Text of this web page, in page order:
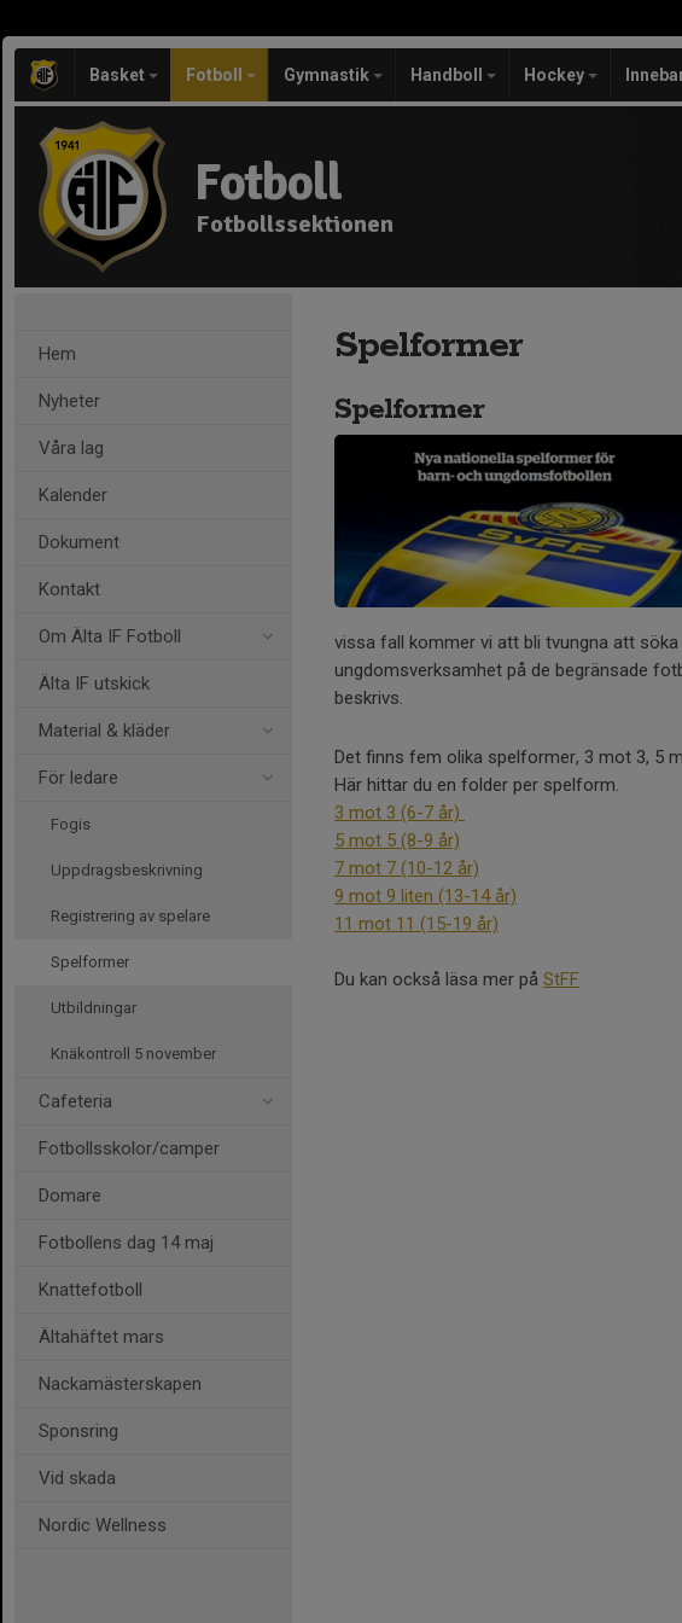
Basket Fotboll Gymnastik Handboll Hockey
Fotboll
Fotbollssektionen
Hem
Nyheter
Våra lag
Kalender
Dokument
Kontakt
Om Älta IF Fotboll
Älta IF utskick
Material & kläder
För ledare
Fogis
Uppdragsbeskrivning
Registrering av spelare
Spelformer
Utbildningar
Knäkontroll 5 november
Cafeteria
Fotbollsskolor/camper
Domare
Fotbollens dag 14 maj
Knattefotboll
Ältahäftet mars
Nackamästerskapen
Sponsring
Vid skada
Nordic Wellness
Spelformer
Spelformer
vissa fall kommer vi att bli tvungna att
ungdomsverksamhet på de begränsade
beskrivs.
Det finns fem olika spelformer, 3 mot 3, 5
Här hittar du en folder per spelform.
3 mot 3 (6-7 år)
5 mot 5 (8-9 år)
7 mot 7 (10-12 år)
9 mot 9 liten (13-14 år)
11 mot 11 (15-19 år)
Du kan också läsa mer på StFF